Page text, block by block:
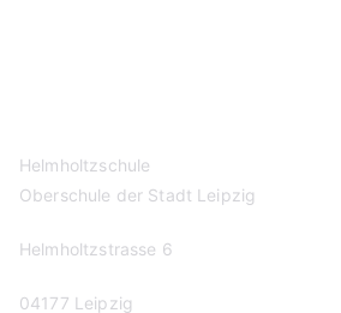
Helmholtzschule
Oberschule der Stadt Leipzig
Helmholtzstrasse 6
04177 Leipzig